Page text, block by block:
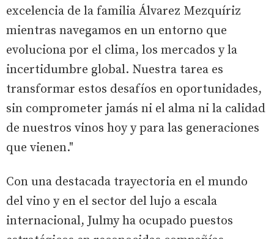
excelencia de la familia Álvarez Mezquíriz
mientras navegamos en un entorno que
evoluciona por el clima, los mercados y la
incertidumbre global. Nuestra tarea es
transformar estos desafíos en oportunidades,
sin comprometer jamás ni el alma ni la calidad
de nuestros vinos hoy y para las generaciones
que vienen."
Con una destacada trayectoria en el mundo
del vino y en el sector del lujo a escala
internacional, Julmy ha ocupado puestos